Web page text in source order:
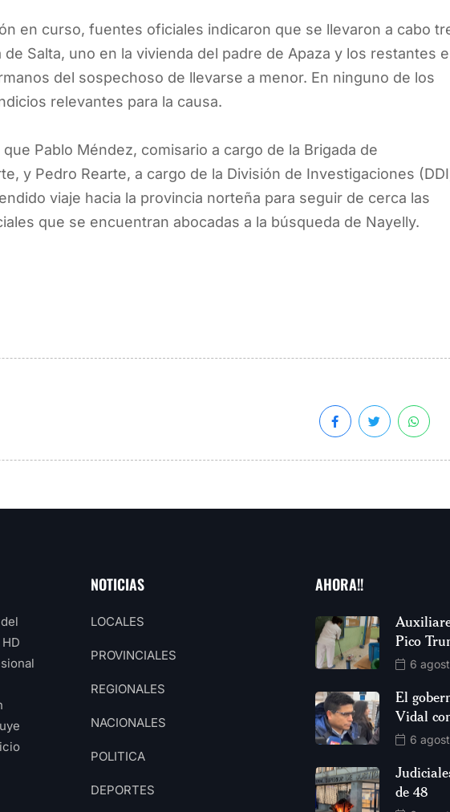
en curso, fuentes oficiales indicaron que se llevaron a cabo
Salta, uno en la vivienda del padre de Apaza y los restantes
del sospechoso de llevarse a menor. En ninguno de los
relevantes para la causa.
Pablo Méndez, comisario a cargo de la Brigada de
y Pedro Rearte, a cargo de la División de Investigaciones
viaje hacia la provincia norteña para seguir de cerca las
que se encuentran abocadas a la búsqueda de Nayelly.
NOTICIAS
LOCALES
PROVINCIALES
REGIONALES
NACIONALES
POLITICA
DEPORTES
AHORA!!
Pico
6
El
Vidal
6
de 48